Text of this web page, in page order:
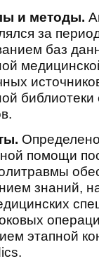
и методы.
за
баз
помощи
знаний,
этапной